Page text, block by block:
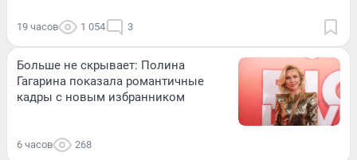
19 часов 1 054 3
Больше не скрывает: Полина
Гагарина показала романтичные
кадры с новым избранником
6 часов 268
ОН И ОНА